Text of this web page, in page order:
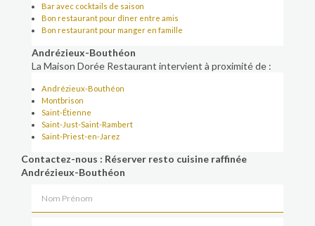
Bar avec cocktails de saison
Bon restaurant pour dîner entre amis
Bon restaurant pour manger en famille
Andrézieux-Bouthéon
La Maison Dorée Restaurant intervient à proximité de :
Andrézieux-Bouthéon
Montbrison
Saint-Étienne
Saint-Just-Saint-Rambert
Saint-Priest-en-Jarez
Contactez-nous : Réserver resto cuisine raffinée
Andrézieux-Bouthéon